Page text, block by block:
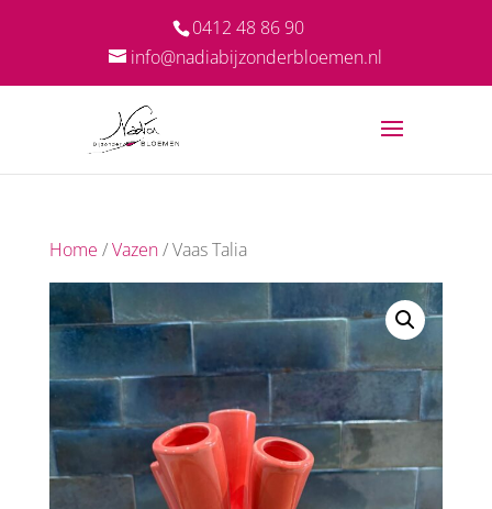
0412 48 86 90
info@nadiabijzonderbloemen.nl
Home /Vazen/ Vaas Talia